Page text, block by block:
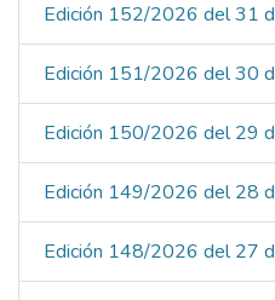
Edición 152/2026 del 31
Edición 151/2026 del 30
Edición 150/2026 del 29
Edición 149/2026 del 28
Edición 148/2026 del 27